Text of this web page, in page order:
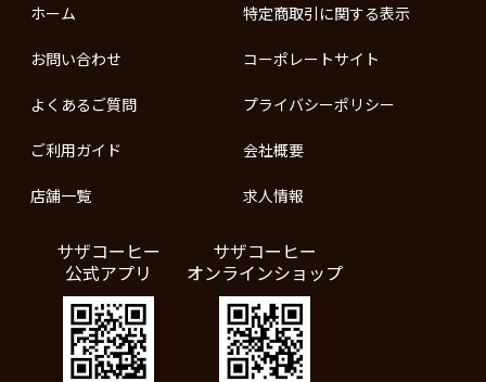
ホーム
お問い合わせ
よくあるご質問
ご利用ガイド
店舗一覧
特定商取引に関する表示
コーポレートサイト
プライバシーポリシー
会社概要
求人情報
サザコーヒー
公式アプリ
サザコーヒー
オンラインショップ